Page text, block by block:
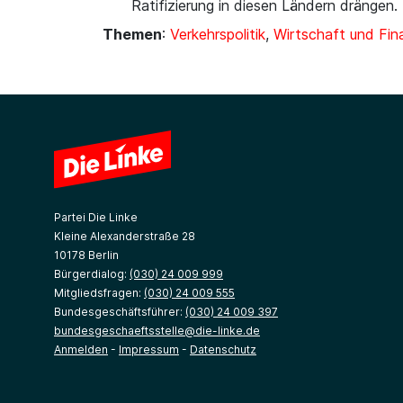
Ratifizierung in diesen Ländern drängen.
Themen: Verkehrspolitik, Wirtschaft und
Partei Die Linke
Kleine Alexanderstraße 28
10178 Berlin
Bürgerdialog: (030) 24 009 999
Mitgliedsfragen: (030) 24 009 555
Bundesgeschäftsführer: (030) 24 009 397
bundesgeschaeftsstelle@die-linke.de
Anmelden - Impressum - Datenschutz